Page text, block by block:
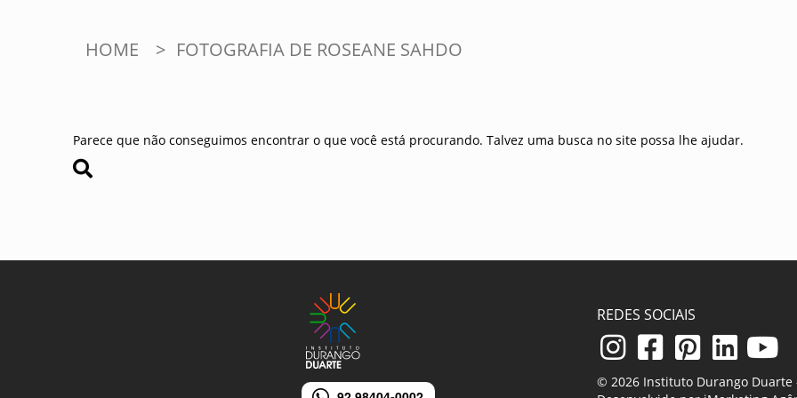
HOME > FOTOGRAFIA DE ROSEANE SAHDO
Parece que não conseguimos encontrar o que você está procurando. Talvez uma busca no site possa lhe ajudar.
REDES SOCIAIS
© 2026 Instituto Durango Duarte